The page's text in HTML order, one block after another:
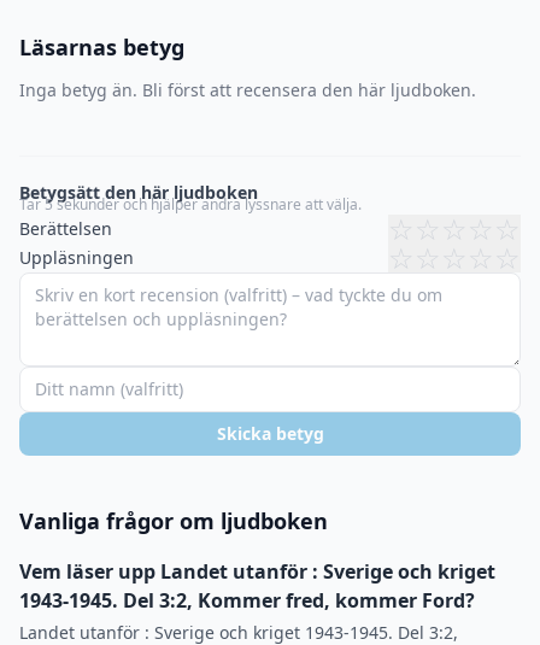
Läsarnas betyg
Inga betyg än. Bli först att recensera den här ljudboken.
Betygsätt den här ljudboken
Tar 5 sekunder och hjälper andra lyssnare att välja.
Berättelsen ☆☆☆☆☆
Uppläsningen ☆ ☆ ☆ ☆ ☆
Skicka betyg
Vanliga frågor om ljudboken
Vem läser upp Landet utanför : Sverige och kriget
1943-1945. Del 3:2, Kommer fred, kommer Ford?
Landet utanför : Sverige och kriget 1943-1945. Del 3:2,